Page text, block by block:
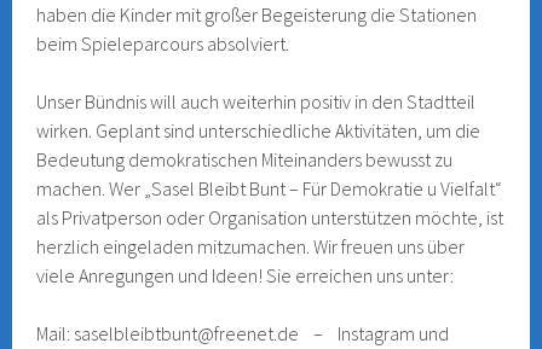
haben die Kinder mit großer Begeisterung die Stationen
beim Spieleparcours absolviert.
Unser Bündnis will auch weiterhin positiv in den Stadtteil
wirken. Geplant sind unterschiedliche Aktivitäten, um die
Bedeutung demokratischen Miteinanders bewusst zu
machen. Wer „Sasel Bleibt Bunt – Für Demokratie u Vielfalt“
als Privatperson oder Organisation unterstützen möchte, ist
herzlich eingeladen mitzumachen. Wir freuen uns über
viele Anregungen und Ideen! Sie erreichen uns unter:
Mail: saselbleibtbunt@freenet.de – Instagram und